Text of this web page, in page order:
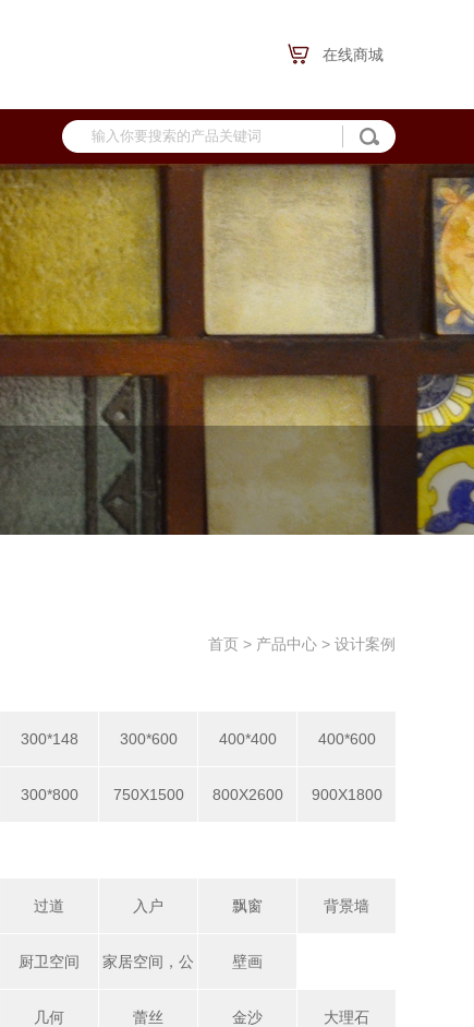
在线商城
首页 > 产品中心 > 设计案例
300*148 300*600 400*400 400*600
300*800 750X1500 800X2600 900X1800
过道 入户 飘窗 背景墙
厨卫空间 家居空间，公 壁画
几何 蕾丝 金沙 大理石